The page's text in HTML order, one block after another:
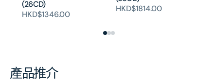
(26CD)
HKD$1346.00
HKD$1814.00
產品推介